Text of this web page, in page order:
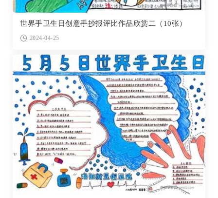
世界手卫生日创意手抄报评比作品欣赏二（10张）
2024-04-25